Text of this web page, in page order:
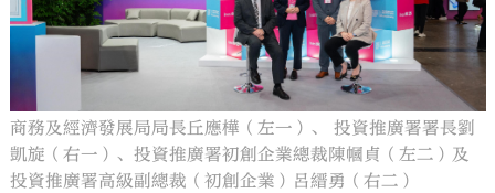
商務及經濟發展局局長丘應樺（左一）、 投資推廣署署長劉
凱旋（右一）、投資推廣署初創企業總裁陳幗貞（左二）及
投資推廣署高級副總裁（初創企業）呂縉勇（右二）